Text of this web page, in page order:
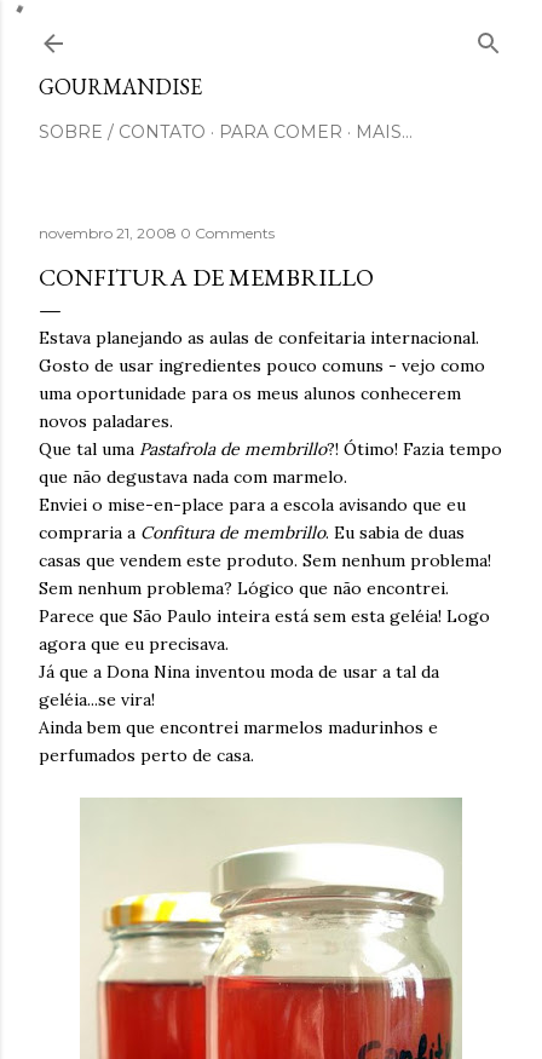
GOURMANDISE
SOBRE / CONTATO PARA COMER MAIS…
novembro 21, 2008 0 Comments
CONFITURA DE MEMBRILLO
Estava planejando as aulas de confeitaria internacional.
Gosto de usar ingredientes pouco comuns - vejo como
uma oportunidade para os meus alunos conhecerem
novos paladares.
Que tal uma Pastafrola de membrillo?! Ótimo! Fazia tempo
que não degustava nada com marmelo.
Enviei o mise-en-place para a escola avisando que eu
compraria a Confitura de membrillo. Eu sabia de duas
casas que vendem este produto. Sem nenhum problema!
Sem nenhum problema? Lógico que não encontrei.
Parece que São Paulo inteira está sem esta geléia! Logo
agora que eu precisava.
Já que a Dona Nina inventou moda de usar a tal da
geléia...se vira!
Ainda bem que encontrei marmelos madurinhos e
perfumados perto de casa.